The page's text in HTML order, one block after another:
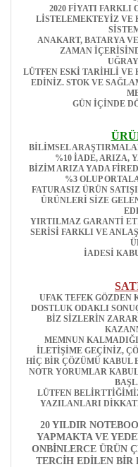
2020 FİYATI FARKLI
LİSTELEMEKTEYİZ VE
ANAKART, BATARYA
ZAMAN
LÜTFEN ESKİ TARİHLİ VE
EDİNİZ. STOK VE
GÜN İÇİNDE
BİLİMSEL
%10 İADE, ARIZA,
BİZİM ARIZA YADA
%3 OLUP
FATURASIZ ÜRÜN
ÜRÜNLERİ SİZE
YIRTILMAZ GARANTİ
SERİSİ FARKLI VE
İADESİ
UFAK TEFEK GÖZDEN
DOSTLUK ODAKLI
BİZ SİZLERİN
MEMNUN
İLETİŞİME GEÇİNİZ,
HİÇ BİR ÇÖZÜMÜ KABUL
NOTR YORUMLAR
LÜTFEN
YAZILANLARI
20 YILDIR
YAPMAKTA VE
ONBİNLERCE ÜRÜN
TERCİH EDİLEN BİR